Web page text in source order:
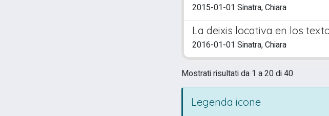
2015-01-01 Sinatra, Chiara
La deixis locativa en los
2016-01-01 Sinatra, Chiara
Mostrati risultati da 1 a 20 di 40
Legenda icone